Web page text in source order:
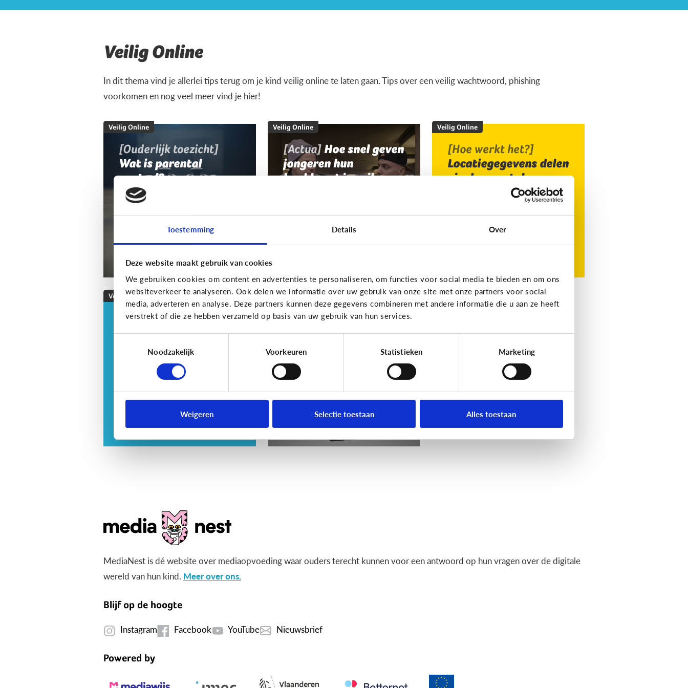
Toestemming Details Over
Deze website maakt gebruik van cookies
We gebruiken cookies om content en advertenties te personaliseren, om functies voor social media te bieden en om ons
websiteverkeer te analyseren. Ook delen we informatie over uw gebruik van onze site met onze partners voor social
media, adverteren en analyse. Deze partners kunnen deze gegevens combineren met andere informatie die u aan ze heeft
verstrekt of die ze hebben verzameld op basis van uw gebruik van hun services.
Noodzakelijk
Voorkeuren Statistieken Marketing
Weigeren Selectie toestaan Alles toestaan
Veilig Online
In dit thema vind je allerlei tips terug om je kind veilig online te laten gaan. Tips over een veilig wachtwoord, phishing
voorkomen en nog veel meer vind je hier!
Veilig Online
[Ouderlijk toezicht]
Wat is parental
control?
Veilig Online
[Actua] Hoe snel geven
jongeren hun
bankkaart in ruil voor
Veilig Online
[Hoe werkt het?]
Locatiegegevens delen
via de smartphone
Veilig Online
Veilig online: hoe doe
ik dat?
Je zorgt er best voor dat je
informatie alleen deelt met wie
jij dit echt wilt. Hoe kan je dit
doen?
3 tips voor tieners
Veilig Online
Wat is een veilig
wachtwoord voor mijn
kind?
MediaNest is dé website over mediaopvoeding waar ouders terecht kunnen voor een antwoord op hun vragen over de digitale
wereld van hun kind. Meer over ons.
Blijf op de hoogte
Instagram Facebook YouTube Nieuwsbrief
Powered by